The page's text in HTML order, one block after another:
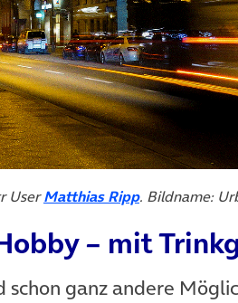
in neuem Tab)
UserMatthias Ripp(öffnet in
. Bildname:
– mit
schon ganz andere